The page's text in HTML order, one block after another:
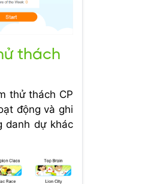
thách
thử thách CP
động và ghi
danh dự khác